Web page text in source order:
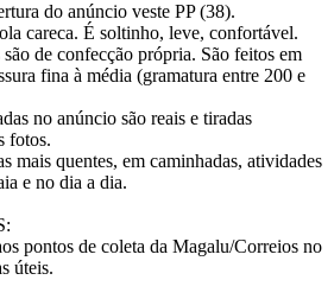
do anúncio veste PP (38).
careca. É soltinho, leve, confortável.
de confecção própria. São feitos em
fina à média (gramatura entre 200 e
no anúncio são reais e tiradas
fotos.
mais quentes, em caminhadas, atividades
e no dia a dia.
pontos de coleta da Magalu/Correios no
úteis.